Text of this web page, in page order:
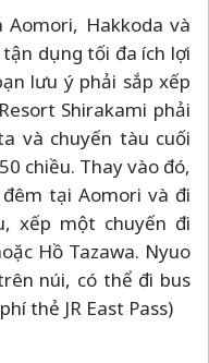
Aomori, Hakkoda và
dụng tối đa ích lợi
lưu ý phải sắp xếp
Shirakami phải
và chuyến tàu cuối
chiều. Thay vào đó,
tại Aomori và đi
xếp một chuyến đi
Hồ Tazawa. Nyuo
núi, có thể đi bus
thẻ JR East Pass)